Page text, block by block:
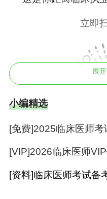
立即
展
小编精选
[免费]2025临床医师
[VIP]2026临床医师
[资料]临床医师考试备